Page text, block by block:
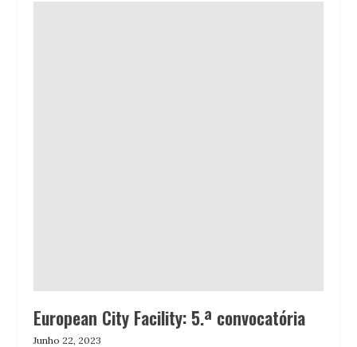
European City Facility: 5.ª convocatória
Junho 22, 2023